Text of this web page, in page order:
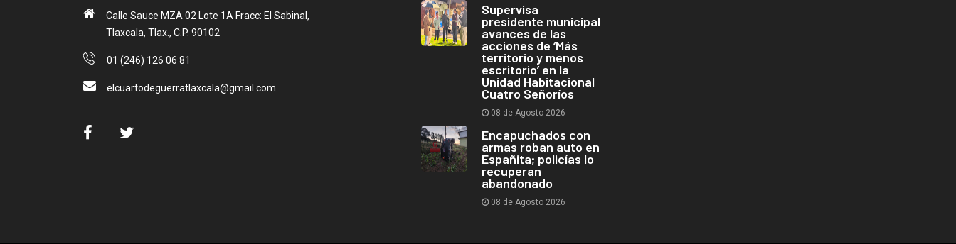
Calle Sauce MZA 02 Lote 1A Fracc: El Sabinal,
Tlaxcala, Tlax., C.P. 90102
01 (246) 126 06 81
elcuartodeguerratlaxcala@gmail.com
Supervisa
presidente municipal
avances de las
acciones de ‘Más
territorio y menos
escritorio’ en la
Unidad Habitacional
Cuatro Señoríos
08 de Agosto 2026
Encapuchados con
armas roban auto en
Españita; policías lo
recuperan
abandonado
08 de Agosto 2026